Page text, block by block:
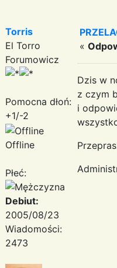
Torris
El Torro
Forumowicz
Pomocna dłoń:
+1/-2
Offline
Płeć:
Debiut:
2005/08/23
Wiadomości:
2473
«
Dzis w
z czym
i